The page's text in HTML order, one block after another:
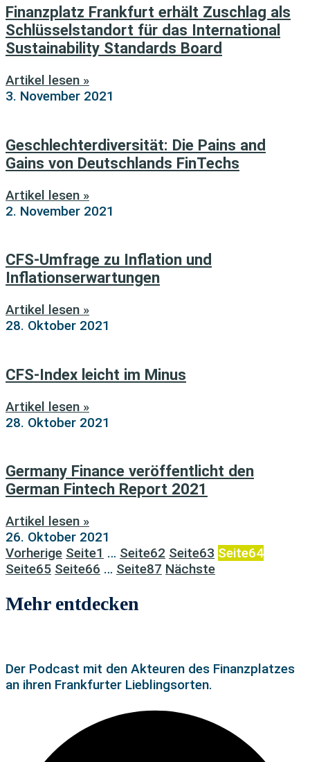
Finanzplatz Frankfurt erhält Zuschlag als
Schlüsselstandort für das International
Sustainability Standards Board
Artikel lesen »
3. November 2021
Geschlechterdiversität: Die Pains and
Gains von Deutschlands FinTechs
Artikel lesen »
2. November 2021
CFS-Umfrage zu Inflation und
Inflationserwartungen
Artikel lesen »
28. Oktober 2021
CFS-Index leicht im Minus
Artikel lesen »
28. Oktober 2021
Germany Finance veröffentlicht den
German Fintech Report 2021
Artikel lesen »
26. Oktober 2021
Vorherige Seite1 … Seite62 Seite63 Seite64
Seite65 Seite66 … Seite87 Nächste
Mehr entdecken
Der Podcast mit den Akteuren des Finanzplatzes
an ihren Frankfurter Lieblingsorten.